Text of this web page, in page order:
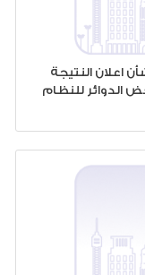
الوطنية للانتخابات رقم 75 بشأن اعلان النتيجة
الدوائر للنظام